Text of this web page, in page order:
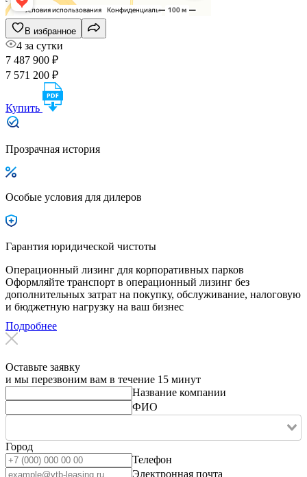
В избранное
4 за сутки
7 487 900 ₽
7 571 200 ₽
Купить
Прозрачная история
Особые условия для дилеров
Гарантия юридической чистоты
Операционный лизинг для корпоративных парков
Оформляйте транспорт в операционный лизинг без
дополнительных затрат на покупку, обслуживание, налоговую
и бюджетную нагрузку на ваш бизнес
Подробнее
Оставьте заявку
и мы перезвоним вам в течение 15 минут
Название компании
ФИО
Город
Телефон
Электронная почта